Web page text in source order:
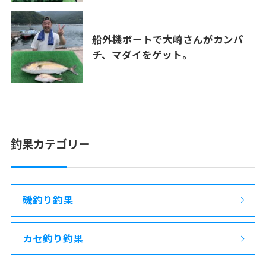
船外機ボートで大崎さんがカンパ
チ、マダイをゲット。
釣果カテゴリー
磯釣り釣果
カセ釣り釣果